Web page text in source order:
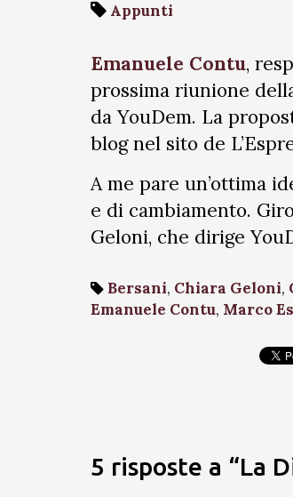
Appunti
Emanuele Contu,
prossima riunione
da YouDem. La
blog nel sito de
A me pare un’ottima
e di cambiamento.
Geloni, che dirige
Bersani, Chiara Geloni,
Emanuele Contu, Marco
5 risposte a “La